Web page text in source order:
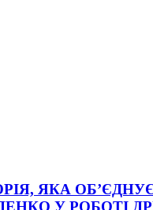
ЯКА
У РОБОТІ